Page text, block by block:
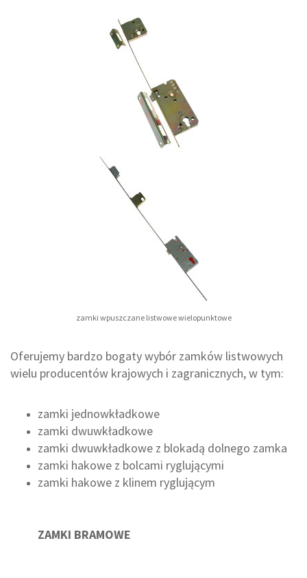
zamki wpuszczane listwowe wielopunktowe
Oferujemy bardzo bogaty wybór zamków listwowych
wielu producentów krajowych i zagranicznych, w tym:
zamki jednowkładkowe
zamki dwuwkładkowe
zamki dwuwkładkowe z blokadą dolnego zamka
zamki hakowe z bolcami ryglującymi
zamki hakowe z klinem ryglującym
ZAMKI BRAMOWE